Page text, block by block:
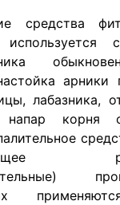
средства
арники
лабазника,
напар корня